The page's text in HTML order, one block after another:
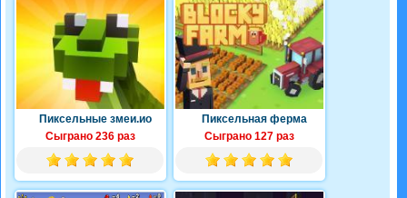
Пиксельные змеи.ио
Сыграно 236 раз
Пиксельная ферма
Сыграно 127 раз